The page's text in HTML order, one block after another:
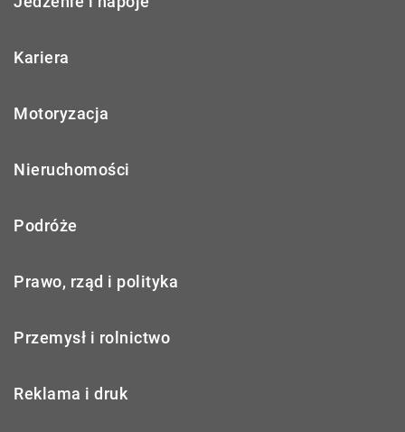
Kariera
Motoryzacja
Nieruchomości
Podróże
Prawo, rząd i polityka
Przemysł i rolnictwo
Reklama i druk